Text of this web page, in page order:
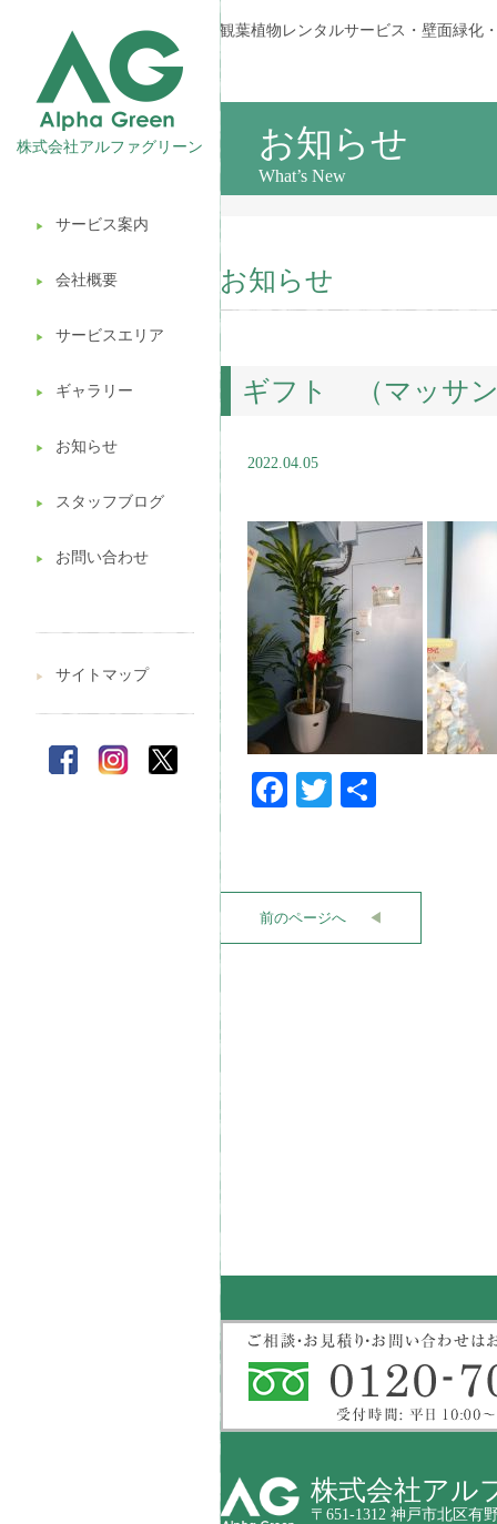
株式会社アルファグリーン
▶︎ サービス案内
▶︎ 会社概要
▶︎ サービスエリア
▶︎ ギャラリー
▶︎ お知らせ
▶︎ スタッフブログ
▶︎ お問い合わせ
観葉植物レンタル
壁面緑化
ギフト販売
造園ガーデニング
植木処分
▶︎ サイトマップ
観葉植物レンタルサービス・壁面緑化
お知らせ
What’s New
お知らせ
ギフト （マッサ
2022.04.05
Facebook
Twitter
前のページへ ◀︎
株式会社アル
〒651-1312 神戸市北区有